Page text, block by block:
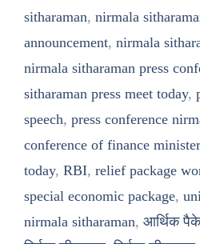
sitharaman, nirmala
announcement, nirmala
nirmala sitharaman press
sitharaman press meet today,
speech, press conference
conference of finance minister
today, RBI, relief package
special economic package,
nirmala sitharaman, आर्थिक